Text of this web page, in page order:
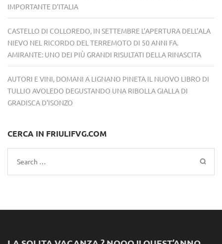
IMPORTANTE D’ITALIA
CASTELLO DI COLLOREDO, IN SETTEMBRE L’APERTURA DELL’ALA
NIEVO NEL RICORDO DEL TERREMOTO DI 50 ANNI FA.
AMIRANTE: UNO DEI PIÙ GRANDI RISULTATI DELLA RINASCITA
AUTORI E VINI, DOMANI A LIGNANO PINETA IL NUOVO LIBRO DI
TULLIO AVOLEDO DEGUSTANDO UNA RIBOLLA GIALLA DI
GRADISCA D’ISONZO
CERCA IN FRIULIFVG.COM
Search
for: